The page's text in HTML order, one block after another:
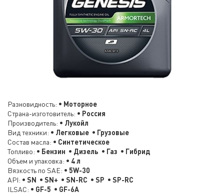
Разновидность: • Моторное
Страна-изготовитель: • Россия
Производитель: • Лукойл
Вид техники: • Легковые • Грузовые
Состав масла: • Синтетическое
Топливо: • Бензин • Дизель • Газ • Гибрид
Объем и упаковка: • 4 л
Вязкость по SAE: • 5W-30
API: • SN • SN+ • SN-RC • SP • SP-RC
ILSAC: • GF-5 • GF-6A